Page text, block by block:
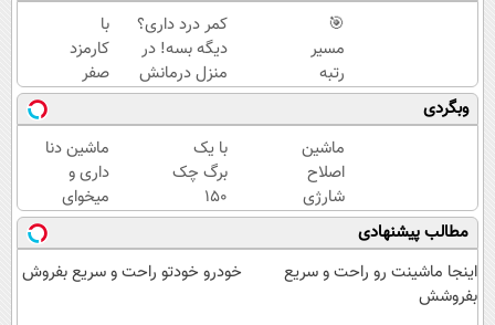
🎯
مسیر
رتبه
برتری
از
همین
الان،
با دوره
رایگان
ماز
شروع
کمر درد داری؟
دیگه بسه! در
منزل درمانش
کن
(◀پرسش‌نامه)
با
کارمزد
صفر
تومان
وام
بگیر و
طلا
بخر |
تکنوپی
وبگردی
ماشین
اصلاح
شارژی
(قیمت
باورنکردنی
تا امشب)
با یک
برگ چک
150
میلیون
وام
تکنولایف
ماشین دنا
داری و
میخوای
بفروشی؟؟
اینجا
راحت و
مطالب پیشنهادی
اینجا ماشینت رو راحت و سریع
بفروشش
خودرو خودتو راحت و سریع بفروش